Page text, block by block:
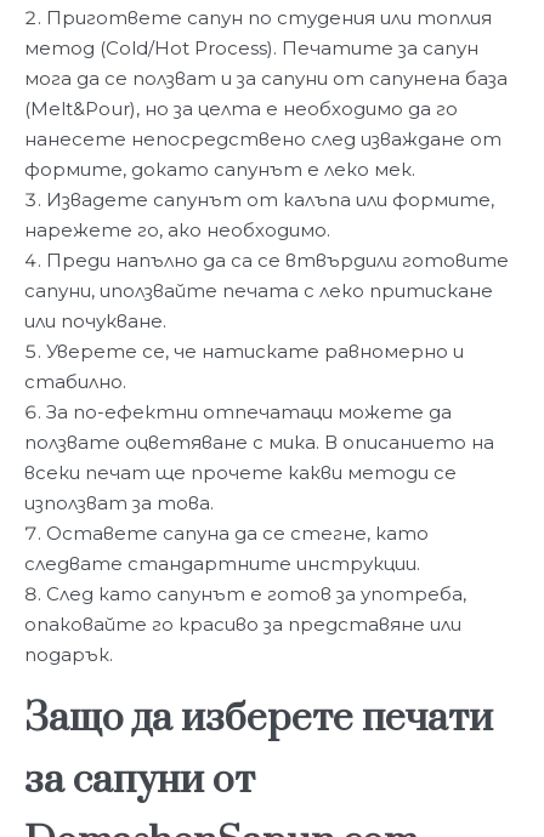
Пригответе сапун по студения или топлия
метод (Cold/Hot Process). Печатите за сапун
мога да се ползват и за сапуни от сапунена база
(Melt&Pour), но за целта е необходимо да го
нанесете непосредствено след изваждане от
формите, докато сапунът е леко мек.
Извадете сапунът от калъпа или формите,
нарежете го, ако необходимо.
Преди напълно да са се втвърдили готовите
сапуни, иползвайте печата с леко притискане
или почукване.
Уверете се, че натискате равномерно и
стабилно.
За по-ефектни отпечатаци можете да
ползвате оцветяване с мика. В описанието на
всеки печат ще прочете какви методи се
използват за това.
Оставете сапуна да се стегне, като
следвате стандартните инструкции.
След като сапунът е готов за употреба,
опаковайте го красиво за представяне или
подарък.
Защо да изберете печати
за сапуни от